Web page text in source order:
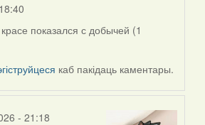
показался с добычей (1
каб пакідаць каментары.
- 21:18